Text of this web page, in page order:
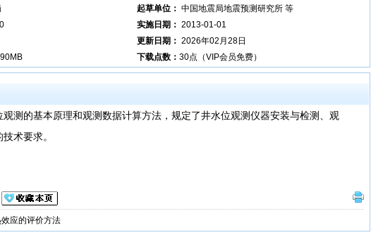
起草单位： 中国地震局地震预测研究所 等
实施日期： 2013-01-01
更新日期： 2026年02月28日
下载点数： 30点（VIP会员免费）
测的基本原理和观测数据计算方法，规定了井水位观测仪器安装与检测、观
术要求。
应的评价方法